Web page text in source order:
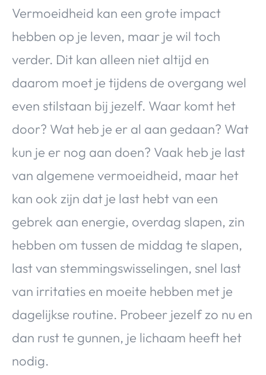
Vermoeidheid kan een grote impact
hebben op je leven, maar je wil toch
verder. Dit kan alleen niet altijd en
daarom moet je tijdens de overgang wel
even stilstaan bij jezelf. Waar komt het
door? Wat heb je er al aan gedaan? Wat
kun je er nog aan doen? Vaak heb je last
van algemene vermoeidheid, maar het
kan ook zijn dat je last hebt van een
gebrek aan energie, overdag slapen, zin
hebben om tussen de middag te slapen,
last van stemmingswisselingen, snel last
van irritaties en moeite hebben met je
dagelijkse routine. Probeer jezelf zo nu en
dan rust te gunnen, je lichaam heeft het
nodig.